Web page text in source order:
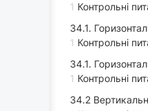
1 Контрольні
34.1.
1 Контрольні
34.1.
1 Контрольні
34.2